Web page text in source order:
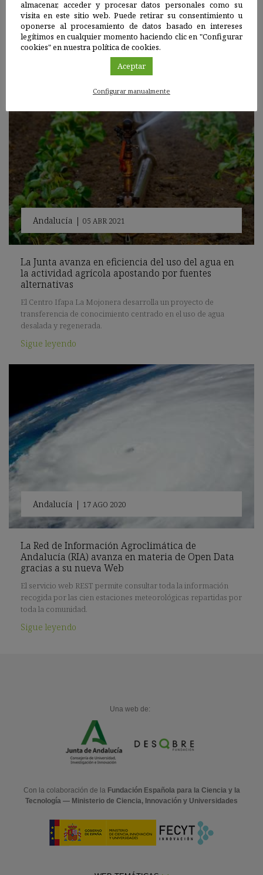
El análisis propone protocolos de riego bajo condiciones
semiáridas como las que se dan en España, segundo productor
mundial de almendras.
Andalucía | 05 ABR 2021
La Junta avanza en eficiencia del uso del agua en
la actividad agrícola apostando por fuentes
alternativas
El Centro Ifapa La Mojonera desarrolla un proyecto de
transferencia de conocimiento centrado en el uso de agua
desalada y regenerada.
Sigue leyendo
Andalucía | 17 AGO 2020
La Red de Información Agroclimática de
Andalucía (RIA) avanza en materia de Open Data
gracias a su nueva Web
El servicio web REST permite consultar toda la información
recogida por las cien estaciones meteorológicas repartidas por
toda la comunidad.
Sigue leyendo
Una web de:
Con la colaboración de la Fundación Española para la Ciencia y la
Tecnología — Ministerio de Ciencia, Innovación y Universidades
almacenar, acceder y procesar datos personales como su
visita en este sitio web. Puede retirar su consentimiento u
oponerse al procesamiento de datos basado en intereses
legítimos en cualquier momento haciendo clic en "Configurar
cookies" en nuestra política de cookies.
Aceptar
Configurar manualmente